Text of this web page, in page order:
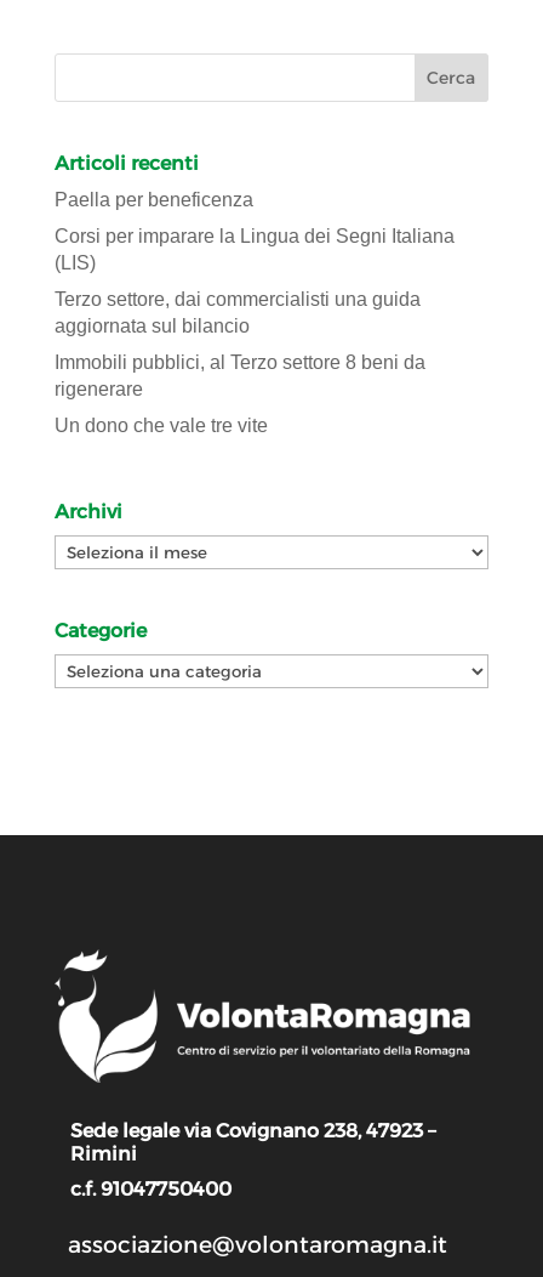
Articoli recenti
Paella per beneficenza
Corsi per imparare la Lingua dei Segni Italiana
(LIS)
Terzo settore, dai commercialisti una guida
aggiornata sul bilancio
Immobili pubblici, al Terzo settore 8 beni da
rigenerare
Un dono che vale tre vite
Archivi
Archivi
Categorie
Categorie
Sede legale via Covignano 238, 47923 –
Rimini
c.f. 91047750400
associazione@volontaromagna.it